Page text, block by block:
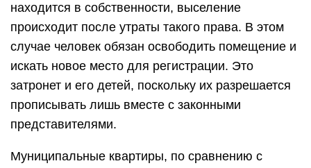
находится в собственности, выселение
происходит после утраты такого права. В этом
случае человек обязан освободить помещение и
искать новое место для регистрации. Это
затронет и его детей, поскольку их разрешается
прописывать лишь вместе с законными
представителями.
Муниципальные квартиры, по сравнению с